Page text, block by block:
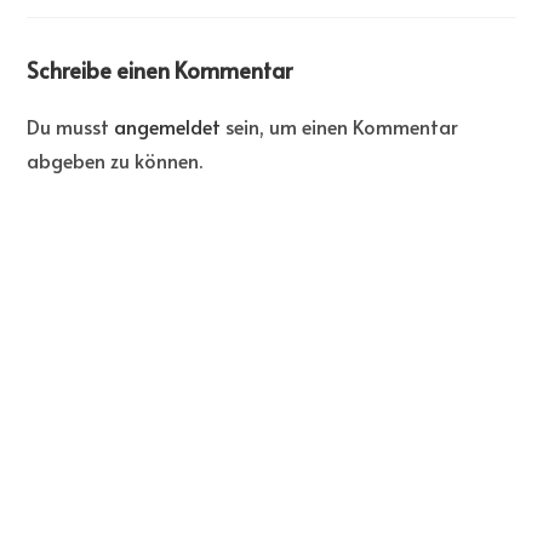
Schreibe einen Kommentar
Du musst angemeldet sein, um einen Kommentar
abgeben zu können.